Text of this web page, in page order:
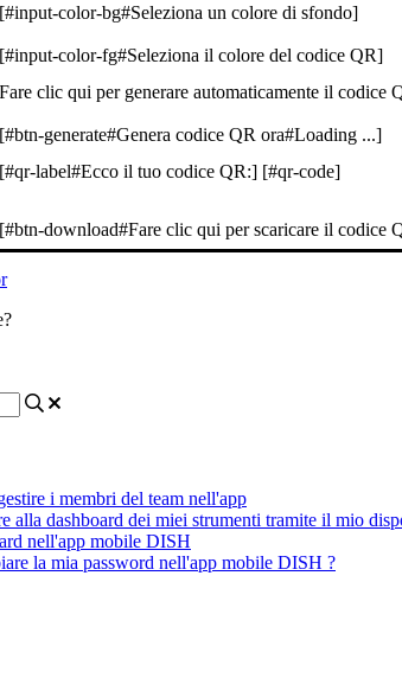
[#input-color-bg#Seleziona un colore di sfondo]
[#input-color-fg#Seleziona il colore del codice QR]
Fare clic qui per generare automaticamente il
[#btn-generate#Genera codice QR ora#Loading ...]
[#qr-label#Ecco il tuo codice QR:] [#qr-code]
[#btn-download#Fare clic qui per scaricare il codice
i membri del team nell'app
alla dashboard dei miei strumenti tramite il mio
nell'app mobile DISH
la mia password nell'app mobile DISH ?